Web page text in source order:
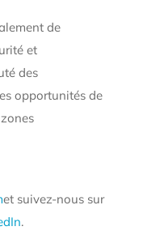
de
et
des
opportunités de
et suivez-nous sur
.